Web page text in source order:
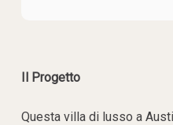
Il Progetto
Questa villa di lusso a